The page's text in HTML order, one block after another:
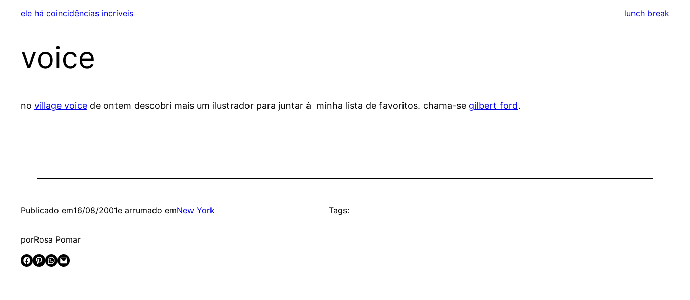
ele há coincidências incríveis lunch break
voice
no village voice de ontem descobri mais um ilustrador para juntar à minha lista de favoritos. chama-se gilbert ford.
Publicado em16/08/2001e arrumado emNew York
porRosa Pomar
Share on Facebook
Share on Pinterest Share on WhatsApp Email this Page
Tags: